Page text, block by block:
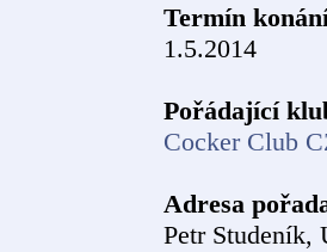
Termín
1.5.2014
Pořádající
Cocker Club
Adresa
Petr Studeník,